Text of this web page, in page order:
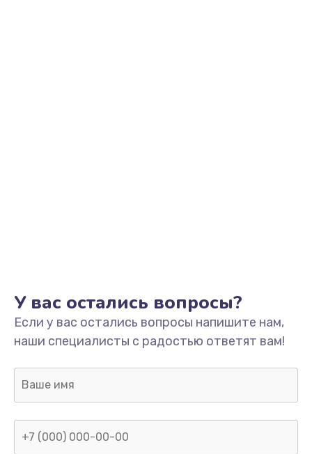
У вас остались вопросы?
Если у вас остались вопросы напишите нам,
наши специалисты с радостью ответят вам!